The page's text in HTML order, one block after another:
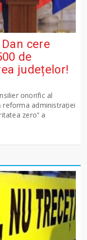
cere
de
județelor!
onorific al
reforma administrației
zero” a